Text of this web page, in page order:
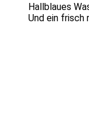
Hallblaues
Und ein frisch